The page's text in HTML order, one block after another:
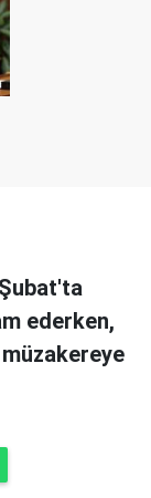
ederken,